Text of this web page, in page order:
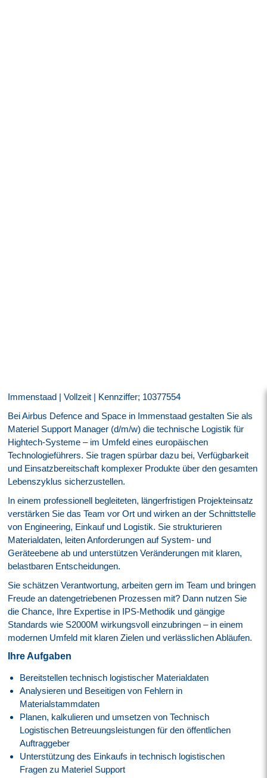
Immenstaad | Vollzeit | Kennziffer; 10377554
Bei Airbus Defence and Space in Immenstaad gestalten Sie als
Materiel Support Manager (d/m/w) die technische Logistik für
Hightech-Systeme – im Umfeld eines europäischen
Technologieführers. Sie tragen spürbar dazu bei, Verfügbarkeit
und Einsatzbereitschaft komplexer Produkte über den gesamten
Lebenszyklus sicherzustellen.
In einem professionell begleiteten, längerfristigen Projekteinsatz
verstärken Sie das Team vor Ort und wirken an der Schnittstelle
von Engineering, Einkauf und Logistik. Sie strukturieren
Materialdaten, leiten Anforderungen auf System- und
Geräteebene ab und unterstützen Veränderungen mit klaren,
belastbaren Entscheidungen.
Sie schätzen Verantwortung, arbeiten gern im Team und bringen
Freude an datengetriebenen Prozessen mit? Dann nutzen Sie
die Chance, Ihre Expertise in IPS-Methodik und gängige
Standards wie S2000M wirkungsvoll einzubringen – in einem
modernen Umfeld mit klaren Zielen und verlässlichen Abläufen.
Ihre Aufgaben
Bereitstellen technisch logistischer Materialdaten
Analysieren und Beseitigen von Fehlern in
Materialstammdaten
Planen, kalkulieren und umsetzen von Technisch
Logistischen Betreuungsleistungen für den öffentlichen
Auftraggeber
Unterstützung des Einkaufs in technisch logistischen
Fragen zu Materiel Support